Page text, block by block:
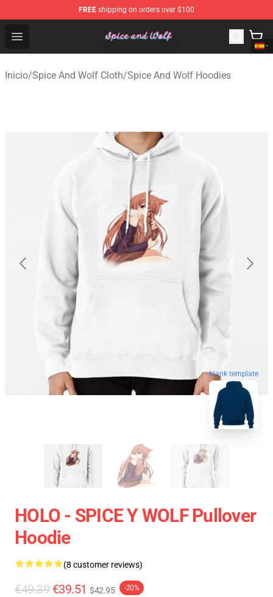
FREE shipping on orders over $100
Open menu
Spice And Wolf Store - Official Spice And Wolf
Inicio/Spice And Wolf Cloth/Spice And Wolf Hoodies
blank template
HOLO - SPICE Y WOLF Pullover
Hoodie
(8 customer reviews)
€49.39 €39.51 $42.95 -20%